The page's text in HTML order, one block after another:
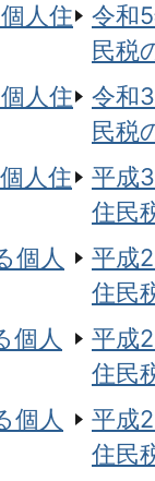
人住
令和
民税
人住
令和
民税
人住
平成
住民
個人
平成
住民
個人
平成
住民
個人
平成
住民